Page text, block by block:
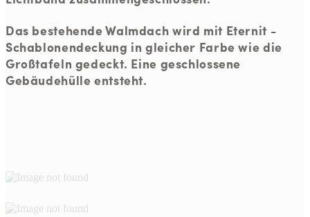
Das bestehende Walmdach wird mit Eternit -
Schablonendeckung in gleicher Farbe wie die
Großtafeln gedeckt. Eine geschlossene
Gebäudehülle entsteht.